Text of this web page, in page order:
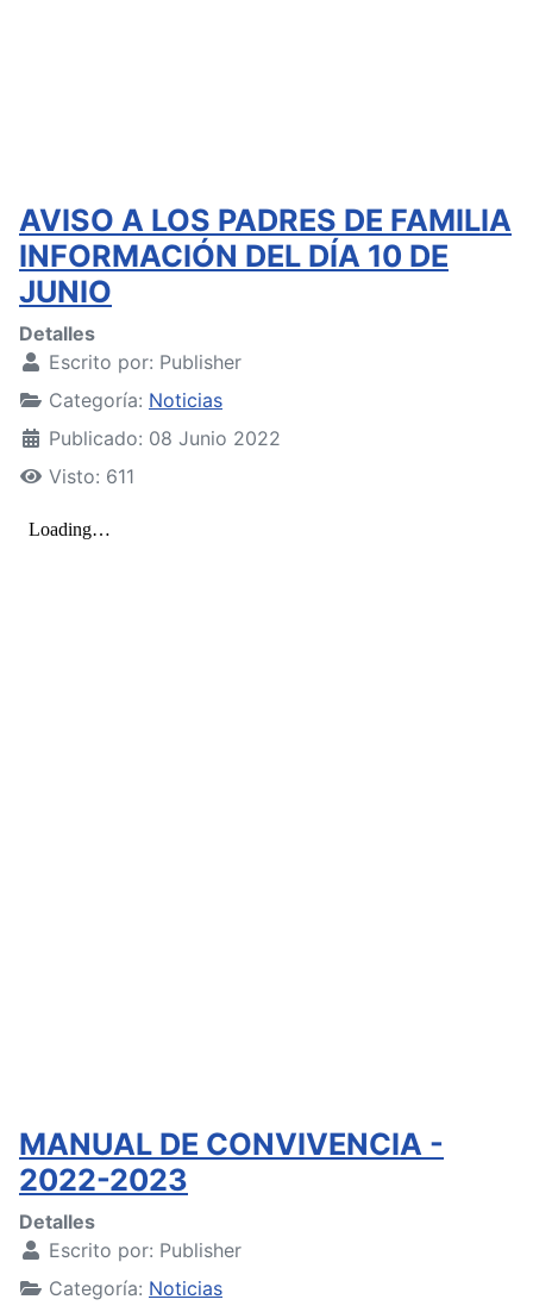
AVISO A LOS PADRES DE FAMILIA
INFORMACIÓN DEL DÍA 10 DE
JUNIO
Detalles
Escrito por: Publisher
Categoría: Noticias
Publicado: 08 Junio 2022
Visto: 611
MANUAL DE CONVIVENCIA -
2022-2023
Detalles
Escrito por: Publisher
Categoría: Noticias